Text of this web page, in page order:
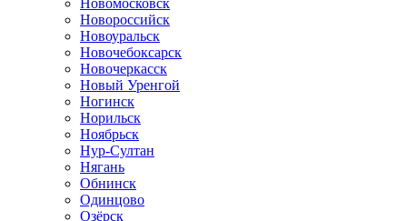
Новомосковск
Новороссийск
Новоуральск
Новочебоксарск
Новочеркасск
Новый Уренгой
Ногинск
Норильск
Ноябрьск
Нур-Султан
Нягань
Обнинск
Одинцово
Озёрск